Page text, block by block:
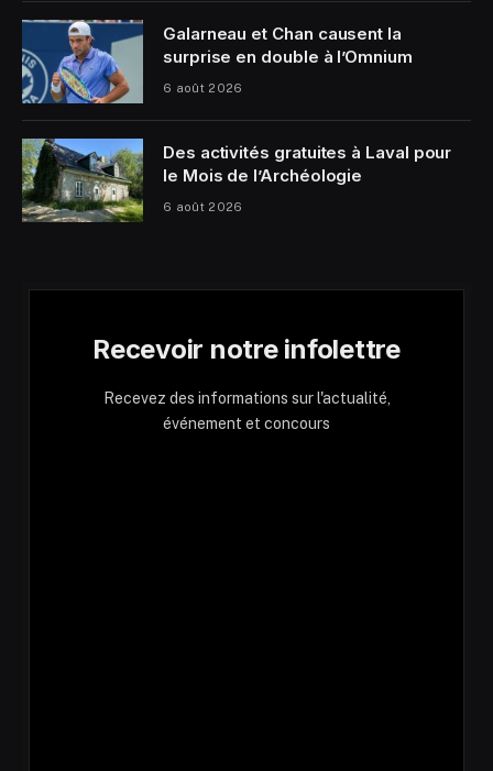
Galarneau et Chan causent la
surprise en double à l’Omnium
6 août 2026
Des activités gratuites à Laval pour
le Mois de l’Archéologie
6 août 2026
Recevoir notre infolettre
Recevez des informations sur l'actualité,
événement et concours